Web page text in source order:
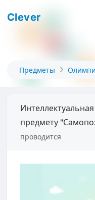
Clever
Предметы
предмету
проводится